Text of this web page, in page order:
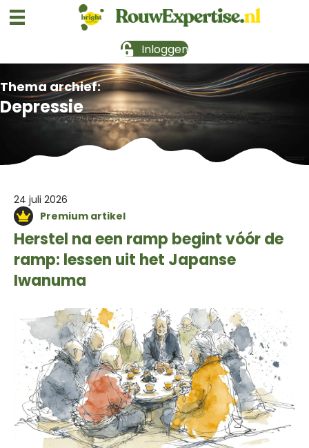
Inloggen
Thema archief:
Depressie
24 juli 2026
Premium artikel
Herstel na een ramp begint vóór de
ramp: lessen uit het Japanse
Iwanuma